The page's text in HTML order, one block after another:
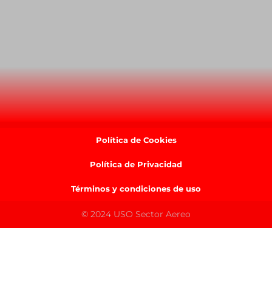
Política de Cookies
Política de Privacidad
Términos y condiciones de uso
© 2024 USO Sector Aereo